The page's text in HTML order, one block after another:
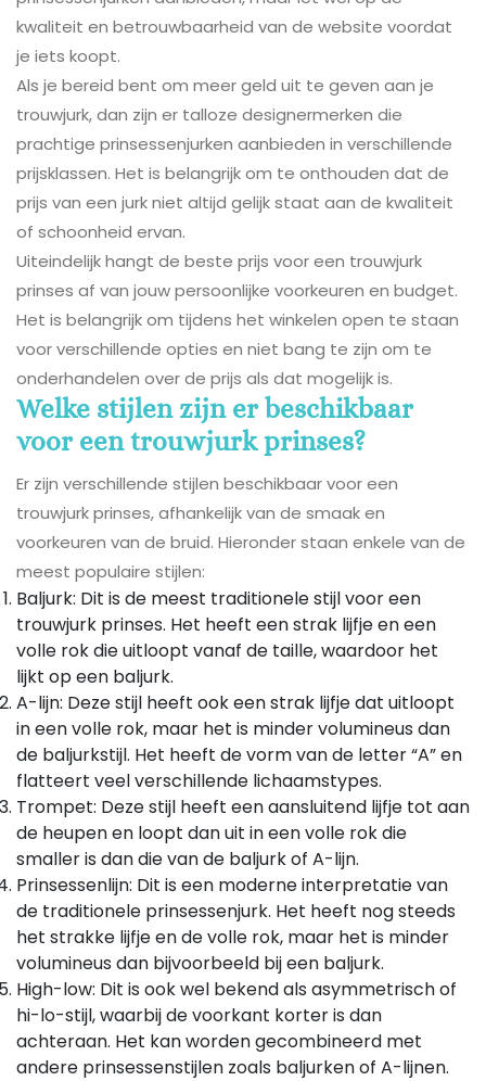
kwaliteit en betrouwbaarheid van de website voordat
je iets koopt.
Als je bereid bent om meer geld uit te geven aan je
trouwjurk, dan zijn er talloze designermerken die
prachtige prinsessenjurken aanbieden in verschillende
prijsklassen. Het is belangrijk om te onthouden dat de
prijs van een jurk niet altijd gelijk staat aan de kwaliteit
of schoonheid ervan.
Uiteindelijk hangt de beste prijs voor een trouwjurk
prinses af van jouw persoonlijke voorkeuren en budget.
Het is belangrijk om tijdens het winkelen open te staan
voor verschillende opties en niet bang te zijn om te
onderhandelen over de prijs als dat mogelijk is.
Welke stijlen zijn er beschikbaar
voor een trouwjurk prinses?
Er zijn verschillende stijlen beschikbaar voor een
trouwjurk prinses, afhankelijk van de smaak en
voorkeuren van de bruid. Hieronder staan enkele van de
meest populaire stijlen:
Baljurk: Dit is de meest traditionele stijl voor een
trouwjurk prinses. Het heeft een strak lijfje en een
volle rok die uitloopt vanaf de taille, waardoor het
lijkt op een baljurk.
A-lijn: Deze stijl heeft ook een strak lijfje dat uitloopt
in een volle rok, maar het is minder volumineus dan
de baljurkstijl. Het heeft de vorm van de letter “A” en
flatteert veel verschillende lichaamstypes.
Trompet: Deze stijl heeft een aansluitend lijfje tot aan
de heupen en loopt dan uit in een volle rok die
smaller is dan die van de baljurk of A-lijn.
Prinsessenlijn: Dit is een moderne interpretatie van
de traditionele prinsessenjurk. Het heeft nog steeds
het strakke lijfje en de volle rok, maar het is minder
volumineus dan bijvoorbeeld bij een baljurk.
High-low: Dit is ook wel bekend als asymmetrisch of
hi-lo-stijl, waarbij de voorkant korter is dan
achteraan. Het kan worden gecombineerd met
andere prinsessenstijlen zoals baljurken of A-lijnen.